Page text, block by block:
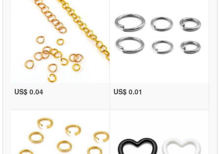
US$ 0.04 US$ 0.01